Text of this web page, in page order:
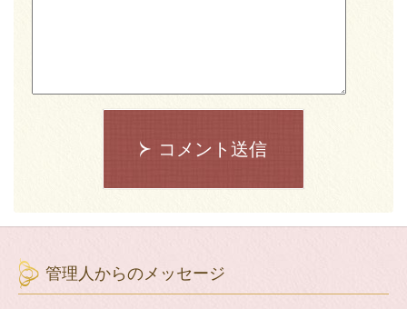
コメント送信
管理人からのメッセージ